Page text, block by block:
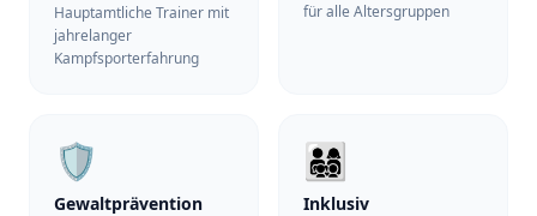
Hauptamtliche Trainer mit
jahrelanger
Kampfsporterfahrung
für alle Altersgruppen
🛡️
Gewaltprävention
👨‍👩‍👧‍👦
Inklusiv